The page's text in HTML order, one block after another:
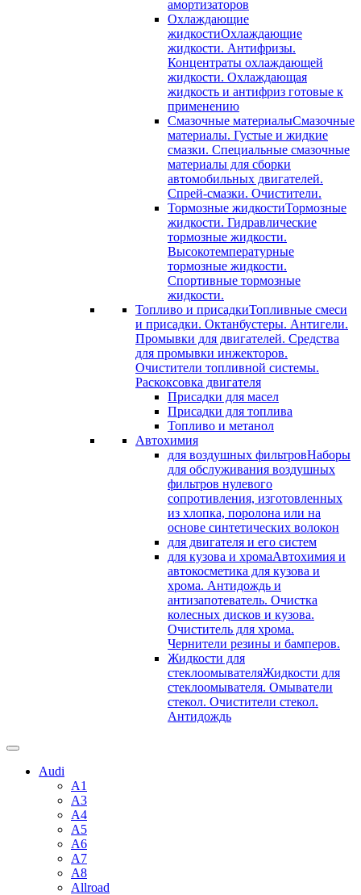
амортизаторов
Охлаждающие
жидкостиОхлаждающие
жидкости. Антифризы.
Концентраты охлаждающей
жидкости. Охлаждающая
жидкость и антифриз готовые к
применению
Смазочные материалыСмазочные
материалы. Густые и жидкие
смазки. Специальные смазочные
материалы для сборки
автомобильных двигателей.
Спрей-смазки. Очистители.
Тормозные жидкостиТормозные
жидкости. Гидравлические
тормозные жидкости.
Высокотемпературные
тормозные жидкости.
Спортивные тормозные
жидкости.
Топливо и присадкиТопливные смеси
и присадки. Октанбустеры. Антигели.
Промывки для двигателей. Средства
для промывки инжекторов.
Очистители топливной системы.
Раскоксовка двигателя
Присадки для масел
Присадки для топлива
Топливо и метанол
Автохимия
для воздушных фильтровНаборы
для обслуживания воздушных
фильтров нулевого
сопротивления, изготовленных
из хлопка, поролона или на
основе синтетических волокон
для двигателя и его систем
для кузова и хромаАвтохимия и
автокосметика для кузова и
хрома. Антидождь и
антизапотеватель. Очистка
колесных дисков и кузова.
Очиститель для хрома.
Чернители резины и бамперов.
Жидкости для
стеклоомывателяЖидкости для
стеклоомывателя. Омыватели
стекол. Очистители стекол.
Антидождь
Audi
A1
A3
A4
A5
A6
A7
A8
Allroad